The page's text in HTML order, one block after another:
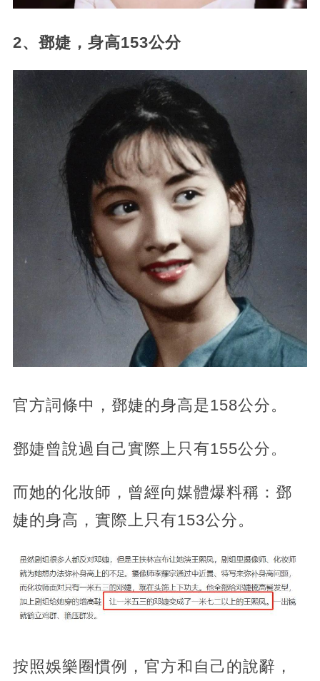
2、鄧婕，身高153公分
官方詞條中，鄧婕的身高是158公分。
鄧婕曾說過自己實際上只有155公分。
而她的化妝師，曾經向媒體爆料稱：鄧
婕的身高，實際上只有153公分。
按照娛樂圈慣例，官方和自己的說辭，